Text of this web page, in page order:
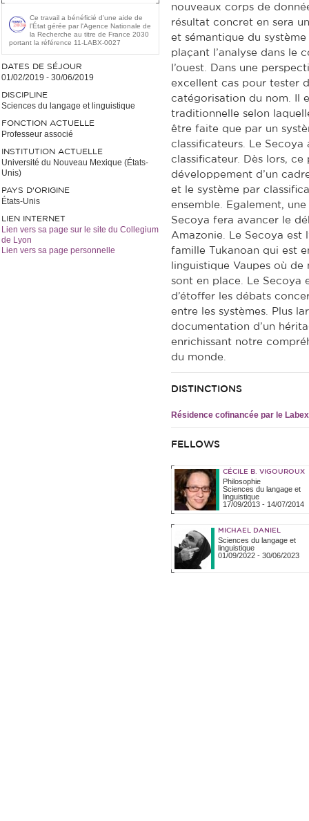
Ce travail a bénéficié d'une aide de
l’État gérée par l'Agence Nationale de
la Recherche au titre de France 2030
portant la référence 11-LABX-0027
DATES DE SÉJOUR
01/02/2019 - 30/06/2019
DISCIPLINE
Sciences du langage et linguistique
FONCTION ACTUELLE
Professeur associé
INSTITUTION ACTUELLE
Université du Nouveau Mexique (États-
Unis)
PAYS D'ORIGINE
États-Unis
LIEN INTERNET
Lien vers sa page sur le site du Collegium
de Lyon
Lien vers sa page personnelle
nouveaux corps de
résultat concret en sera
et sémantique du
plaçant l’analyse dans le
l’ouest. Dans une
excellent cas pour tester
catégorisation du nom. Il
traditionnelle selon
être faite que par un
classificateurs. Le
classificateur. Dès lors,
développement d’un
et le système par
ensemble. Egalement,
Secoya fera avancer le
Amazonie. Le Secoya est
famille Tukanoan qui est
linguistique Vaupes où
sont en place. Le Secoya
d’étoffer les débats
entre les systèmes. Plus
documentation d’un
enrichissant notre
du monde.
DISTINCTIONS
Résidence cofinancée par le
FELLOWS
CÉCILE B. VIGOUROUX
Philosophie
Sciences du langage et
linguistique
17/09/2013- 14/07/2014
MICHAEL DANIEL
Sciences du langage et
linguistique
01/09/2022- 30/06/2023